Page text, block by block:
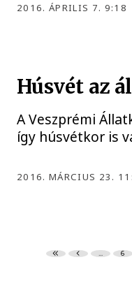
2016. ÁPRILIS 7. 9:18
Húsvét az
A Veszprémi
így húsvétkor is
2016. MÁRCIUS 23.
... 6